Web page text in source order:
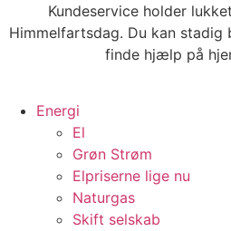
til
Kundeservice holder
Himmelfartsdag. Du kan stadig
finde hjælp på
Energi
El
Grøn Strøm
Elpriserne lige nu
Naturgas
Skift selskab